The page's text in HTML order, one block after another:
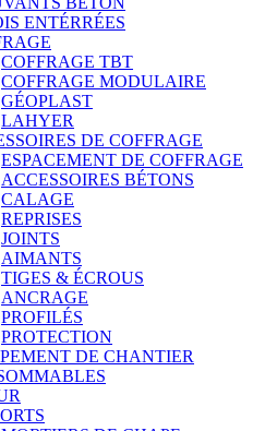
ENTÉRRÉES
COFFRAGE TBT
COFFRAGE MODULAIRE
GÉOPLAST
LAHYER
DE COFFRAGE
ESPACEMENT DE COFFRAGE
ACCESSOIRES BÉTONS
CALAGE
REPRISES
JOINTS
AIMANTS
TIGES & ÉCROUS
ANCRAGE
PROFILÉS
PROTECTION
DE CHANTIER